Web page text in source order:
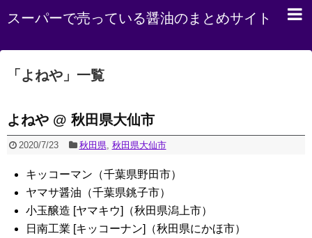
スーパーで売っている醤油のまとめサイト
「 よねや 」 一覧
よねや @ 秋田県大仙市
2020/7/23 秋田県, 秋田県大仙市
キッコーマン（千葉県野田市）
ヤマサ醤油（千葉県銚子市）
小玉醸造 [ヤマキウ]（秋田県潟上市）
日南工業 [キッコーナン]（秋田県にかほ市）